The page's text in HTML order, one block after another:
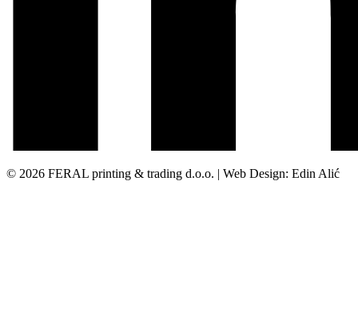
© 2026 FERAL printing & trading d.o.o. | Web Design: Edin Alić